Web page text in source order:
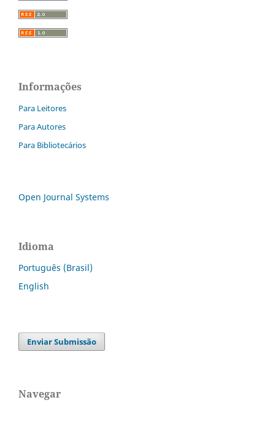
Informações
Para Leitores
Para Autores
Para Bibliotecários
Open Journal Systems
Idioma
Português (Brasil)
English
Enviar Submissão
Navegar